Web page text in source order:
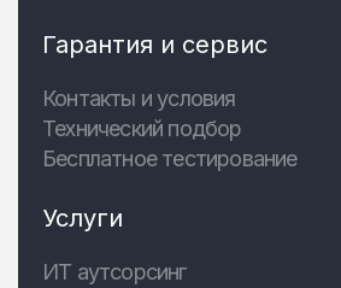
Гарантия и сервис
Контакты и условия
Технический подбор
Бесплатное тестирование
Услуги
ИТ аутсорсинг